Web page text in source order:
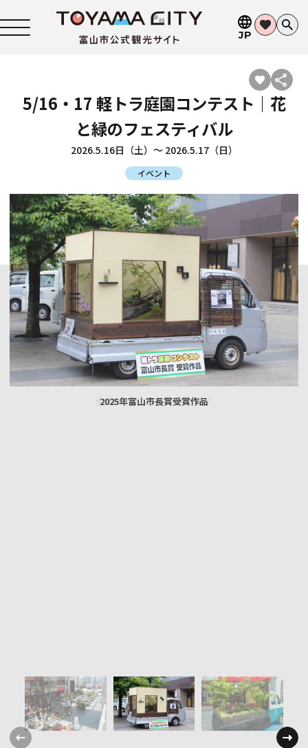
JP
5/16・17 軽トラ庭園コンテスト｜花
と緑のフェスティバル
2026.5.16日（土）〜 2026.5.17（日）
イベント
2025年富山市長賞受賞作品